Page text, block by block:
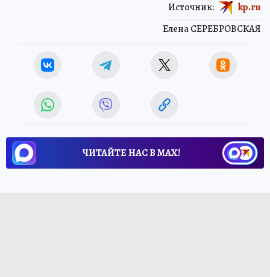
Елена СЕРЕБРОВСКАЯ
Источник: kp.ru
ЧИТАЙТЕ НАС В МАХ!